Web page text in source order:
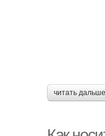
читать